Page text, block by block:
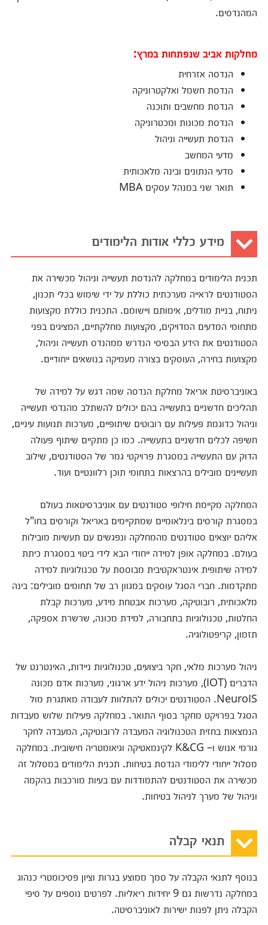
המהנדסים.
מחלקות אביב שנפתחות במרץ:
הנדסה אזרחית
הנדסת חשמל ואלקטרוניקה
הנדסת מחשבים ותוכנה
הנדסת מכונות ומכטרוניקה
הנדסת תעשייה וניהול
מדעי המחשב
מדעי הנתונים ובינה מלאכותית
תואר שני במנהל עסקים MBA
מידע כללי אודות הלימודים
תכנית הלימודים במחלקה להנדסת תעשייה וניהול מכשירה את
הסטודנטים לראייה מערכתית כוללת על ידי שימוש בכלי תכנון,
ניתוח, בניית מודלים, אימותם ויישומם. התכנית כוללת מקצועות
מתחומי המדעים המדויקים, מקצועות מחלקתיים, המציגים בפני
הסטודנטים את הידע הבסיסי הנדרש ממהנדס תעשייה וניהול,
מקצועות בחירה, העוסקים בצורה מעמיקה בנושאים ייחודיים.
באוניברסיטת אריאל מחלקת הנדסה שמה דגש על למידה של
תהליכים חדשניים בתעשייה בהם יכולים להשתלב מהנדסי תעשייה
וניהול כדוגמת פעילות עם רובוטים שיתופיים, מערכות תנועות עיניים,
חשיפה לכלים חדשניים בתעשייה. כמו כן מתקיים שיתוף פעולה
הדוק עם התעשייה במסגרת פרויקטי גמר של הסטודנטים, שילוב
תעשיינים מובילים בהרצאות בתחומי תוכן רלוונטיים ועוד.
המחלקה מקיימת חילופי סטודנטים עם אוניברסיטאות בעולם
במסגרת קורסים בינלאומיים שמתקיימים באריאל וקורסים בחו"ל
אליהם יוצאים סטודנטים מהמחלקה ונפגשים עם תעשיות מובילות
בעולם. במחלקה אופן למידה ייחודי הבא לידי ביטוי במסגרת כיתת
למידה שיתופית אינטראקטיבית מבוססת על טכנולוגיות למידה
מתקדמות. חברי הסגל עוסקים במגוון רב של תחומים מובילים: בינה
מלאכותית, רובוטיקה, מערכות אבטחת מידע, מערכות קבלת
החלטות, טכנולוגיות בתחבורה, למידת מכונה, שרשרת אספקה,
תזמון, קריפטולוגיה.
ניהול מערכות מלאי, חקר ביצועים, טכנולוגיות ניידות, האינטרנט של
הדברים (IOT), מערכות ניהול ידע ארגוני, מערכות אדם מכונה
NeuroIS. הסטודנטים יכולים להתלוות לעבודה מאתגרת מול
הסגל בפרויקט מחקר בסוף התואר. במחלקה פעילות שלוש מעבדות
הנמצאות בחזית הטכנולוגיה המעבדה לרובוטיקה, המעבדה לחקר
גורמי אנוש ו– K&CG לקינמאטיקה וגיאומטריה חישובית. במחלקה
מסלול ייחודי ללימודי הנדסת בטיחות. תכנית הלימודים במסלול זה
מכשירה את הסטודנטים להתמודדות עם בעיות מורכבות בהקמה
וניהול של מערך לניהול בטיחות.
תנאי קבלה
בנוסף לתנאי הקבלה על סמך ממוצע בגרות וציון פסיכומטרי כנהוג
במחלקה נדרשות גם 9 יחידות ריאליות. לפרטים נוספים על סיפי
הקבלה ניתן לפנות ישירות לאוניברסיטה.